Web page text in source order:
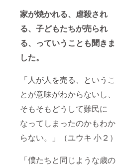
家が焼かれる、虐殺され
る、子どもたちが売られ
る、っていうことも聞きま
した。
「人が人を売る、というこ
とが意味がわからないし、
そもそもどうして難民に
なってしまったのかもわか
らない。」（ユウキ 小２）
「僕たちと同じような歳の